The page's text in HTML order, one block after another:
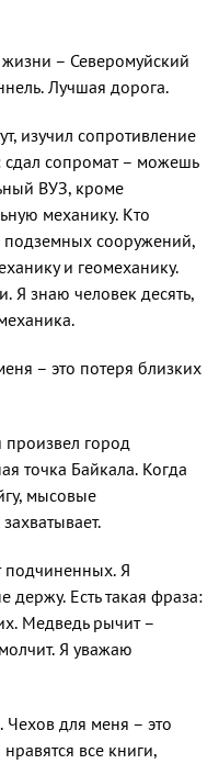
– Северомуйский
Лучшая дорога.
изучил сопротивление
сдал сопромат – можешь
ВУЗ, кроме
механику. Кто
подземных сооружений,
и геомеханику.
Я знаю человек десять,
– это потеря близких
произвел город
точка Байкала. Когда
мысовые
подчиненных. Я
держу. Есть такая фраза:
Медведь рычит –
Я уважаю
для меня – это
все книги,